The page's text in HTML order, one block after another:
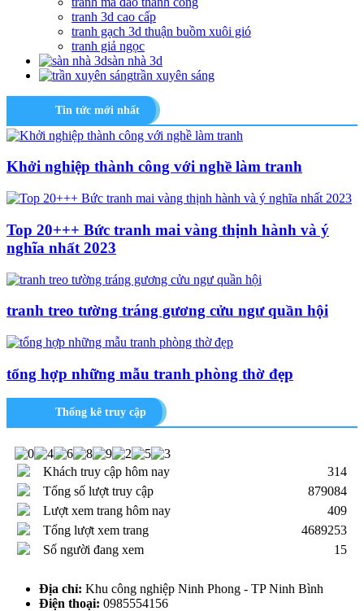
tranh 3d cao cấp
tranh gạch 3d thuận buồm xuôi gió
tranh giả ngọc
sàn nhà 3d
trần xuyên sáng
Tin tức mới nhất
Khởi nghiệp thành công với nghề làm tranh
Top 20+++ Bức tranh mai vàng thịnh hành và ý
nghĩa nhất 2023
tranh treo tường tráng gương cửu ngư quần hội
tổng hợp những mẫu tranh phòng thờ đẹp
Thống kê truy cập
Khách truy cập hôm nay
314
Tổng số lượt truy cập
879084
Lượt xem trang hôm nay
409
Tổng lượt xem trang
4689253
Số người đang xem
15
Địa chỉ: Khu công nghiệp Ninh Phong - TP Ninh Bình
Điện thoại: 0985554156